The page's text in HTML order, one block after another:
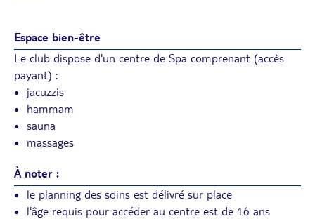
Espace bien-être
Le club dispose d'un centre de Spa comprenant (accès
payant) :
jacuzzis
hammam
sauna
massages
À noter :
le planning des soins est délivré sur place
l'âge requis pour accéder au centre est de 16 ans